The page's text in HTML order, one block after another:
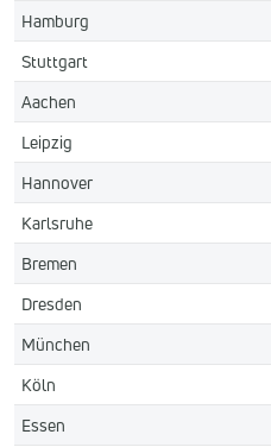
Hamburg
Stuttgart
Aachen
Leipzig
Hannover
Karlsruhe
Bremen
Dresden
München
Köln
Essen